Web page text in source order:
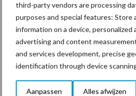
third-party vendors are processing
purposes and special features: Store
information on a device,
advertising and content
and services development, precise
identification through device
Aanpassen Alles afwijzen
Mastitis
Toon meer